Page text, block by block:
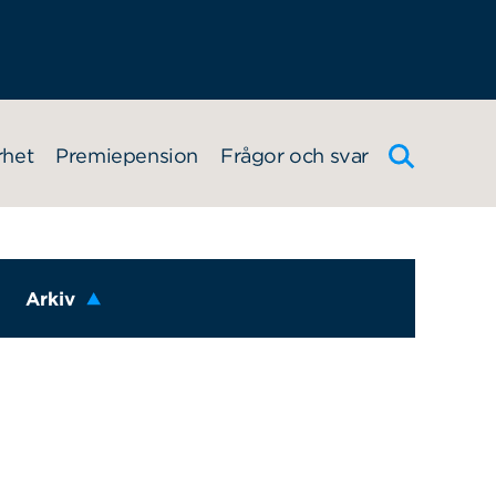
Premiepension Frågor och svar
Arkiv